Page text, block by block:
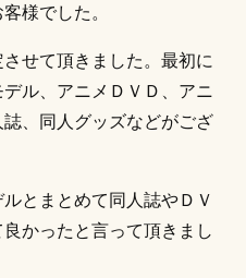
様でした。
せて頂きました。最初に
ル、アニメＤＶＤ、アニ
、同人グッズなどがござ
とまとめて同人誌やＤＶ
かったと言って頂きまし